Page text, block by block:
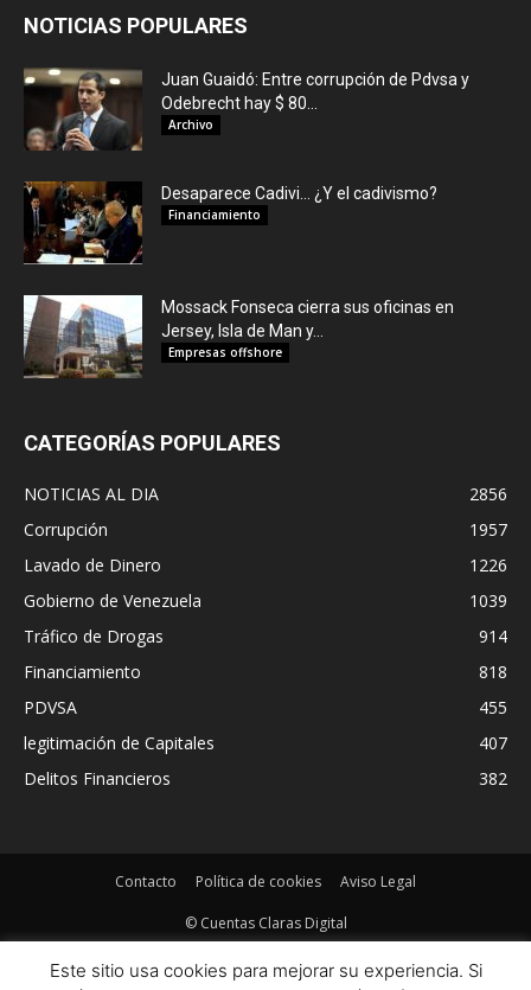
NOTICIAS POPULARES
Juan Guaidó: Entre corrupción de Pdvsa y
Odebrecht hay $ 80...
Archivo
Desaparece Cadivi… ¿Y el cadivismo?
Financiamiento
Mossack Fonseca cierra sus oficinas en
Jersey, Isla de Man y...
Empresas offshore
CATEGORÍAS POPULARES
NOTICIAS AL DIA
2856
Corrupción
1957
Lavado de Dinero
1226
Gobierno de Venezuela
1039
Tráfico de Drogas
914
Financiamiento
818
PDVSA
455
legitimación de Capitales
407
Delitos Financieros
382
Contacto Política de cookies Aviso Legal
© Cuentas Claras Digital
Este sitio usa cookies para mejorar su experiencia. Si